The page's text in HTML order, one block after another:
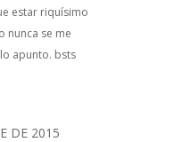
estar riquísimo
nunca se me
apunto. bsts
DE 2015